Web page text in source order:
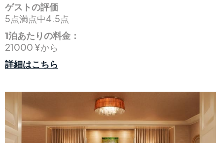
ゲストの評価
5点満点中4.5点
1泊あたりの料金：
21000 ¥から
詳細はこちら